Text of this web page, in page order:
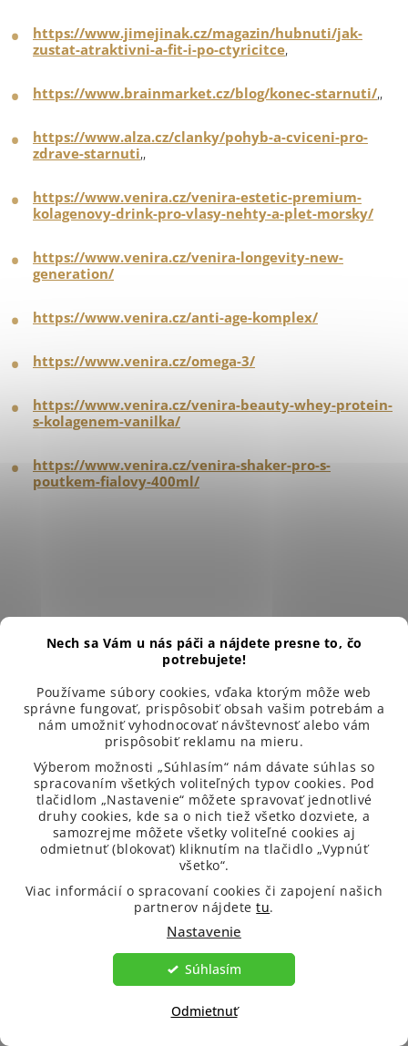
Nech sa Vám u nás páči a nájdete presne to, čo
potrebujete!
Používame súbory cookies, vďaka ktorým môže web
správne fungovať, prispôsobiť obsah vašim potrebám a
nám umožniť vyhodnocovať návštevnosť alebo vám
prispôsobiť reklamu na mieru.
Výberom možnosti „Súhlasím“ nám dávate súhlas so
spracovaním všetkých voliteľných typov cookies. Pod
tlačidlom „Nastavenie“ môžete spravovať jednotlivé
druhy cookies, kde sa o nich tiež všetko dozviete, a
samozrejme môžete všetky voliteľné cookies aj
odmietnuť (blokovať) kliknutím na tlačidlo „Vypnúť
všetko“.
Viac informácií o spracovaní cookies či zapojení našich
partnerov nájdetetu.
Nastavenie
Odmietnuť
Súhlasím
https://www.jimejinak.cz/magazin/hubnuti/jak-
zustat-atraktivni-a-fit-i-po-ctyricitce,
https://www.brainmarket.cz/blog/konec-starnuti/,,
https://www.alza.cz/clanky/pohyb-a-cviceni-pro-
zdrave-starnuti,,
https://www.venira.cz/venira-estetic-premium-
kolagenovy-drink-pro-vlasy-nehty-a-plet-morsky/
https://www.venira.cz/venira-longevity-new-
generation/
https://www.venira.cz/anti-age-komplex/
https://www.venira.cz/omega-3/
https://www.venira.cz/venira-beauty-whey-protein-
s-kolagenem-vanilka/
https://www.venira.cz/venira-shaker-pro-s-
poutkem-fialovy-400ml/
do opravy.